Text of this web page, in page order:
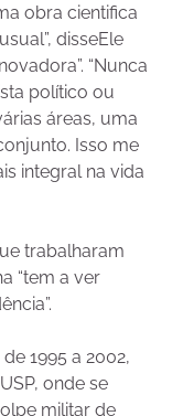
obra cientifica
disseEle
“Nunca
político ou
áreas, uma
Isso me
integral na vida
trabalharam
“tem a ver
1995 a 2002,
onde se
militar de